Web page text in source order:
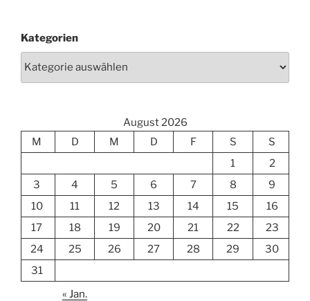
Kategorien
August 2026
M
D M D F S
S
1
2
3
4 5 6 7 8
9
10
11 12 13 14 15
16
17
18 19 20 21 22
23
24
25 26 27 28 29
30
31
« Jan.